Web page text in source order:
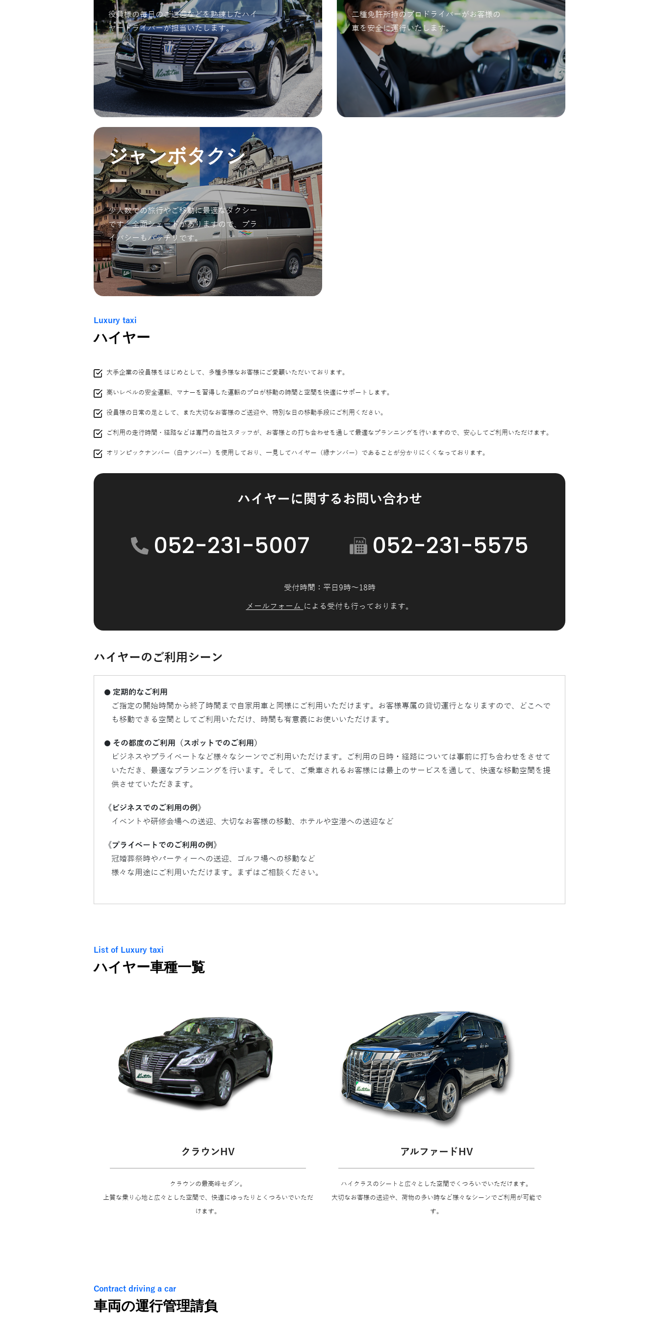
役員様の毎日のご送迎などを熟練したハイ
ヤードライバーが担当いたします。
二種免許所持のプロドライバーがお客様の
車を安全に運行いたします。
ジャンボタクシ
ー
少人数での旅行やご移動に最適なタクシー
です。全面シェードがありますので、プラ
イバシーもバッチリです。
Luxury taxi
ハイヤー
大手企業の役員様をはじめとして、多種多様なお客様にご愛顧いただいております。
高いレベルの安全運転、マナーを習得した運転のプロが移動の時間と空間を快適にサポートします。
役員様の日常の足として、また大切なお客様のご送迎や、特別な日の移動手段にご利用ください。
ご利用の走行時間・経路などは専門の当社スタッフが、お客様との打ち合わせを通して最適なプランニングを行いますので、安心してご利用いただけます。
オリンピックナンバー（白ナンバー）を使用しており、一見してハイヤー（緑ナンバー）であることが分かりにくくなっております。
ハイヤーに関するお問い合わせ
052-231-5007 052-231-5575
受付時間：平日9時～18時
メールフォーム による受付も行っております。
ハイヤーのご利用シーン
● 定期的なご利用
ご指定の開始時間から終了時間まで自家用車と同様にご利用いただけます。お客様専属の貸切運行となりますので、どこへで
も移動できる空間としてご利用いただけ、時間も有意義にお使いいただけます。
● その都度のご利用（スポットでのご利用）
ビジネスやプライベートなど様々なシーンでご利用いただけます。ご利用の日時・経路については事前に打ち合わせをさせて
いただき、最適なプランニングを行います。そして、ご乗車されるお客様には最上のサービスを通して、快適な移動空間を提
供させていただきます。
《ビジネスでのご利用の例》
イベントや研修会場への送迎、大切なお客様の移動、ホテルや空港への送迎など
《プライベートでのご利用の例》
冠婚葬祭時やパーティーへの送迎、ゴルフ場への移動など
様々な用途にご利用いただけます。まずはご相談ください。
List of Luxury taxi
ハイヤー車種一覧
クラウンHV
クラウンの最高峰セダン。
上質な乗り心地と広々とした空間で、快適にゆったりとくつろいでいただ
けます。
アルファードHV
ハイクラスのシートと広々とした空間でくつろいでいただけます。
大切なお客様の送迎や、荷物の多い時など様々なシーンでご利用が可能で
す。
Contract driving a car
車両の運行管理請負